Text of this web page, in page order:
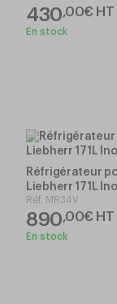
430,00€ HT
En stock
Réfrigérateur
Liebherr 171L
Réf. MR34V
890,00€ HT
En stock